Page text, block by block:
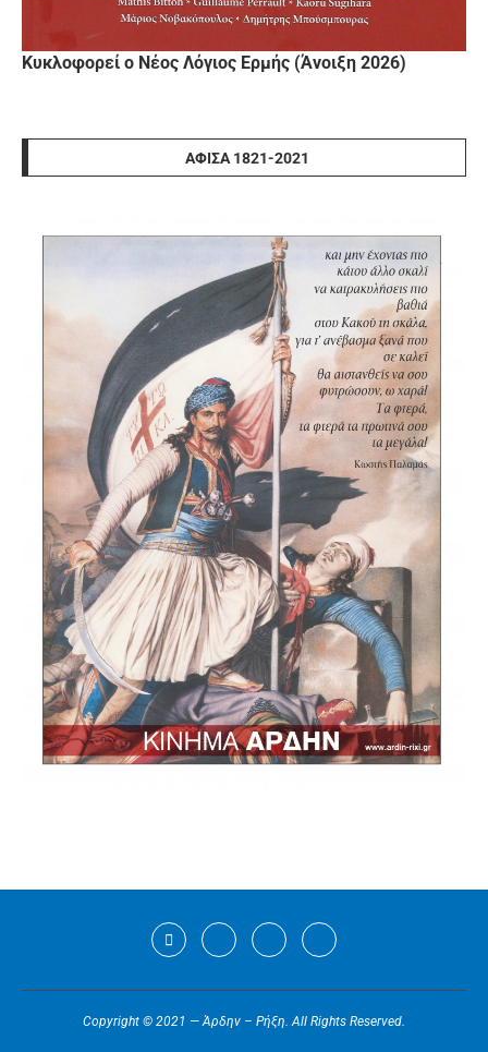
Κυκλοφορεί ο Νέος Λόγιος Ερμής (Άνοιξη 2026)
ΑΦΊΣΑ 1821-2021
Copyright © 2021 — Άρδην – Ρήξη. All Rights Reserved.